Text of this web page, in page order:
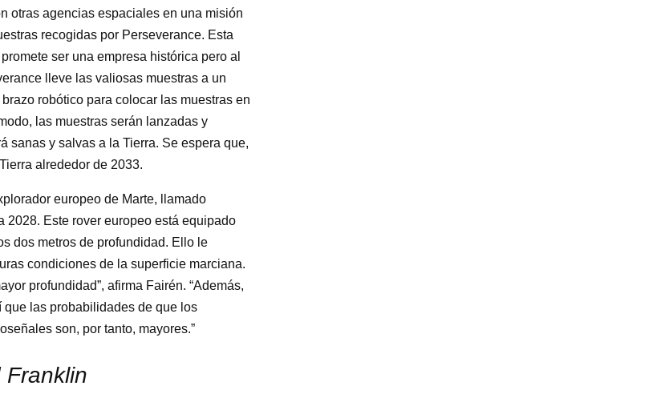
otras agencias espaciales en una misión
recogidas por Perseverance. Esta
ser una empresa histórica pero al
lleve las valiosas muestras a un
robótico para colocar las muestras en
las muestras serán lanzadas y
sanas y salvas a la Tierra. Se espera que,
alrededor de 2033.
europeo de Marte, llamado
2028. Este rover europeo está equipado
dos metros de profundidad. Ello le
condiciones de la superficie marciana.
profundidad”, afirma Fairén. “Además,
las probabilidades de que los
son, por tanto, mayores.”